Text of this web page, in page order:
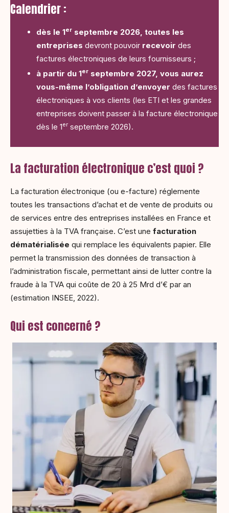
Calendrier :
dès le 1er septembre 2026, toutes les
entreprises devront pouvoir recevoir des
factures électroniques de leurs fournisseurs ;
à partir du 1er septembre 2027, vous aurez
vous-même l’obligation d’envoyer des factures
électroniques à vos clients (les ETI et les grandes
entreprises doivent passer à la facture électronique
dès le 1er septembre 2026).
La facturation électronique c’est quoi ?
La facturation électronique (ou e-facture) réglemente
toutes les transactions d’achat et de vente de produits ou
de services entre des entreprises installées en France et
assujetties à la TVA française. C’est une facturation
dématérialisée qui remplace les équivalents papier. Elle
permet la transmission des données de transaction à
l’administration fiscale, permettant ainsi de lutter contre la
fraude à la TVA qui coûte de 20 à 25 Mrd d’€ par an
(estimation INSEE, 2022).
Qui est concerné ?